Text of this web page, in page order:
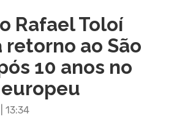
Rafael Toloí
retorno ao São
10 anos no
13:34